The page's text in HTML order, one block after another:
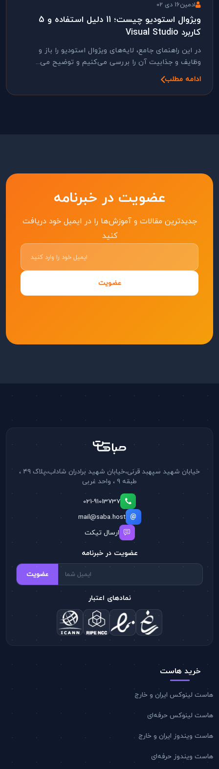
ادمین16 دی 02
ویژوال استودیو چیست؛ 11 دلیل استفاده و 5
کاربرد Visual Studio
در این راهنمای جامع، لایه‌های ویژوال استودیو را باز و
وظایف و جذابیت آن را بررسی می‌کنیم و توضیح می‌...
ادامه مطلب
عضویت در خبرنامه
جدیدترین مقالات و آموزش‌ها را در ایمیل خود دریافت
کنید
عضویت
خرید هاست
هاست لینوکس ایران و خارج
هاست لینوکس حرفه‌ای
هاست ویندوز ایران و خارج
هاست ویندوز حرفه‌ای
خیابان شهید سپهبد قرنی،خیابان شهید برادران شاداب،پلاک ۴۹ ،
طبقه ۹ ، واحد غربی
021-91013737
mail@saba.host
ارسال تیکت
عضویت در خبرنامه
عضویت
نمادهای اعتبار